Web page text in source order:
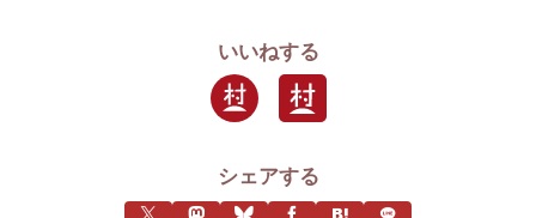
いいねする
シェアする